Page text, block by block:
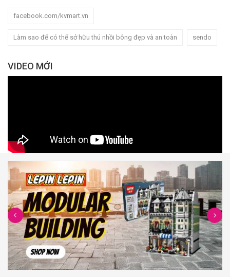
facebook.com/kvmart.vn
Làm sao để có thể sở hữu thú nhồi bông đẹp và an toàn sendo
VIDEO MỚI